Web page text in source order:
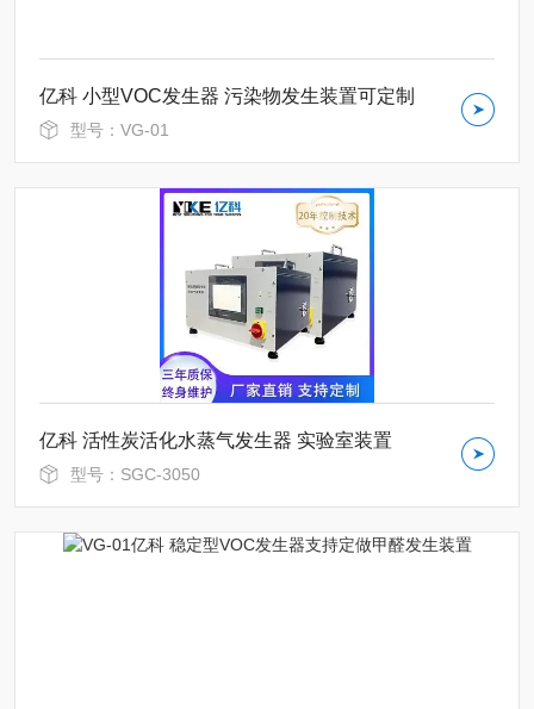
亿科 小型VOC发生器 污染物发生装置可定制
型号：VG-01
亿科 活性炭活化水蒸气发生器 实验室装置
型号：SGC-3050